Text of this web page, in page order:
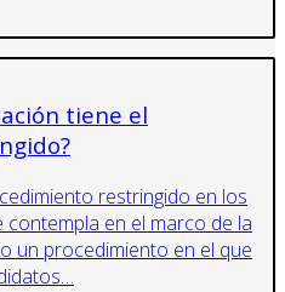
tiene el
restringido en los
en el marco de la
un procedimiento en el que